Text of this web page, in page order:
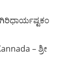
– ಶ್ರೀ